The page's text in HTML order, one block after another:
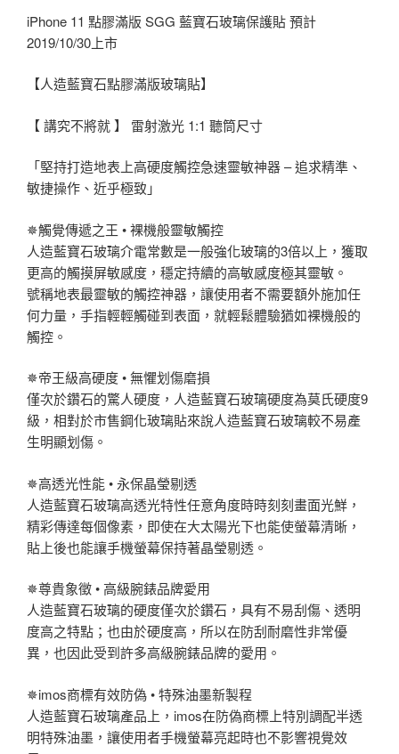
iPhone 11 點膠滿版 SGG 藍寶石玻璃保護貼 預計
2019/10/30上市
【人造藍寶石點膠滿版玻璃貼】
【 講究不將就 】 雷射激光 1:1 聽筒尺寸
「堅持打造地表上高硬度觸控急速靈敏神器 – 追求精準、
敏捷操作、近乎極致」
✵觸覺傳遞之王 • 裸機般靈敏觸控
人造藍寶石玻璃介電常數是一般強化玻璃的3倍以上，獲取
更高的觸摸屏敏感度，穩定持續的高敏感度極其靈敏。
號稱地表最靈敏的觸控神器，讓使用者不需要額外施加任
何力量，手指輕輕觸碰到表面，就輕鬆體驗猶如裸機般的
觸控。
✵帝王級高硬度 • 無懼划傷磨損
僅次於鑽石的驚人硬度，人造藍寶石玻璃硬度為莫氏硬度9
級，相對於市售鋼化玻璃貼來說人造藍寶石玻璃較不易產
生明顯划傷。
✵高透光性能 • 永保晶瑩剔透
人造藍寶石玻璃高透光特性任意角度時時刻刻畫面光鮮，
精彩傳達每個像素，即使在大太陽光下也能使螢幕清晰，
貼上後也能讓手機螢幕保持著晶瑩剔透。
✵尊貴象徵 • 高級腕錶品牌愛用
人造藍寶石玻璃的硬度僅次於鑽石，具有不易刮傷、透明
度高之特點；也由於硬度高，所以在防刮耐磨性非常優
異，也因此受到許多高級腕錶品牌的愛用。
✵imos商標有效防偽 • 特殊油墨新製程
人造藍寶石玻璃產品上，imos在防偽商標上特別調配半透
明特殊油墨，讓使用者手機螢幕亮起時也不影響視覺效